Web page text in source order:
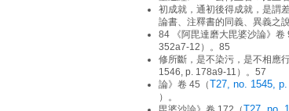
初成就，通初後得成就，是謂
論書、注釋書的同義、異義之
84 《阿毘達磨大毘婆沙論》卷
352a7-12）。85
修所斷，是不染污，是不相應
1546, p. 178a9-11）。57
論》卷 45（T27, no. 1545, p.
）。